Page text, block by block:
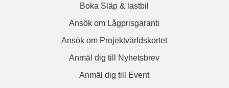
Boka Släp & lastbil
Ansök om Lågprisgaranti
Ansök om Projektvärldskortet
Anmäl dig till Nyhetsbrev
Anmäl dig till Event